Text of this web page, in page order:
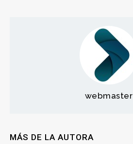
webmaster
MÁS DE LA AUTORA